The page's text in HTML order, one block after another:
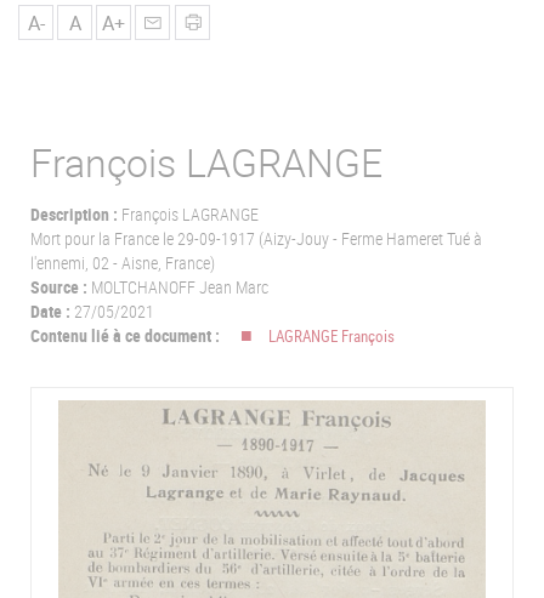
A- A A+
François LAGRANGE
Description : François LAGRANGE
Mort pour la France le 29-09-1917 (Aizy-Jouy - Ferme Hameret Tué à
l'ennemi, 02 - Aisne, France)
Source : MOLTCHANOFF Jean Marc
Date : 27/05/2021
Contenu lié à ce document :
LAGRANGE François